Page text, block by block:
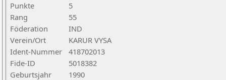
Punkte
5
Rang
55
Föderation
IND
Verein/Ort
KARUR VYSA
Ident-Nummer
418702013
Fide-ID
5018382
Geburtsjahr
1990